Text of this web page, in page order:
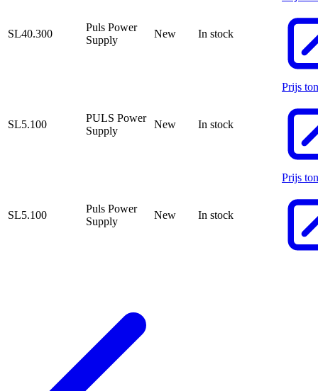
SL40.300
Puls Power
Supply
New In stock
SL5.100
PULS Power
Supply
New In stock
Prijs
SL5.100
Puls Power
Supply
New In stock
Prijs